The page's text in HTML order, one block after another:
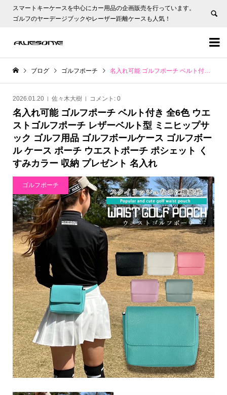
スマートキーケースを中心にカー用品の企画販売を行っています。
ゴルフのヤーデージブックやレーザー距離ケースも人気！


ブログ ゴルフポーチ 名入れ可能 ゴルフポーチ ベルト付き 全6色 ウエストゴルフポーチ レザーベルト型 ミニヒップサック ゴルフ用品 ゴルフボールケース ゴルフボール ケース ポーチ ウエストポーチ ポシェット くすみカラー 収納 プレゼント 名入れ
2026.01.20 佐々木大樹 コメント: 0
名入れ可能 ゴルフポーチ ベルト付き 全6色 ウエ
ストゴルフポーチ レザーベルト型 ミニヒップサ
ック ゴルフ用品 ゴルフボールケース ゴルフボー
ル ケース ポーチ ウエストポーチ ポシェット く
すみカラー 収納 プレゼント 名入れ
ゴルフポーチ